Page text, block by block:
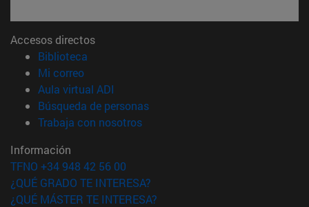
Accesos directos
Biblioteca
Mi correo(abre en nueva ventana)
Aula virtual ADI
Búsqueda de personas(abre en nueva ventana)
Trabaja con nosotros(abre en nueva ventana)
Información
TFNO +34 948 42 56 00
¿QUÉ GRADO TE INTERESA?
¿QUÉ MÁSTER TE INTERESA?